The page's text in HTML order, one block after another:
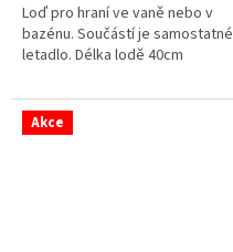
Loď pro hraní ve vaně nebo v
bazénu. Součástí je samostatné
letadlo. Délka lodě 40cm
Akce